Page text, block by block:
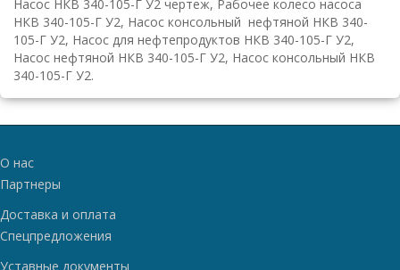
Насос НКВ 340-105-Г У2 чертеж, Рабочее колесо насоса
НКВ 340-105-Г У2, Насос консольный нефтяной НКВ 340-
105-Г У2, Насос для нефтепродуктов НКВ 340-105-Г У2,
Насос нефтяной НКВ 340-105-Г У2, Насос консольный НКВ
340-105-Г У2.
О нас
Партнеры
Доставка и оплата
Спецпредложения
Уставные документы